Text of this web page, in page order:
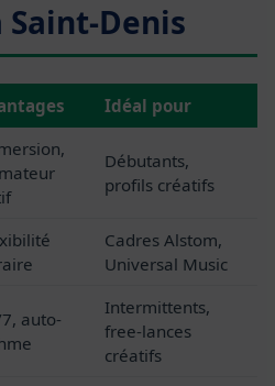
Denis
Idéal pour
Débutants,
profils créatifs
Cadres Alstom,
Universal Music
auto-
Intermittents,
free-lances
créatifs